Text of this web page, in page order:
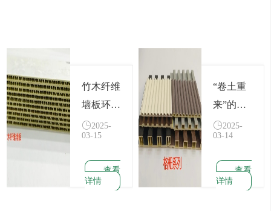
竹木纤维
墙板环保
吗?有甲
醛吗 什
么是竹木
纤维集成
2025-
03-15
查看
详情
“卷土重
来”的格
栅装甲
2025-
03-14
查看
详情